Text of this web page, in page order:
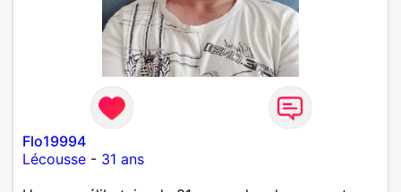
Flo19994
Lécousse - 31 ans